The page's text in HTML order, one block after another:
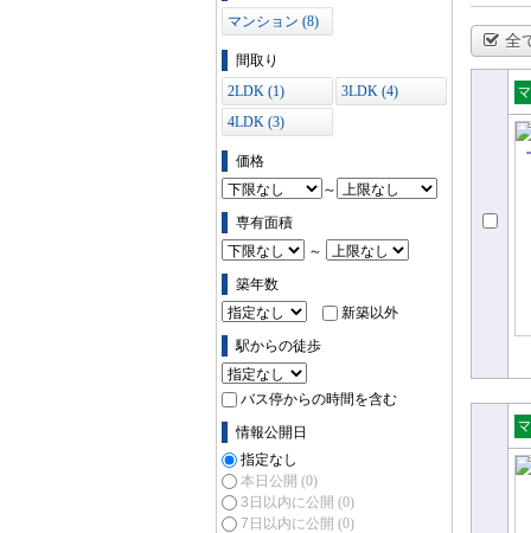
マンション (8)
間取り
2LDK (1)
3LDK (4)
4LDK (3)
価格
～
専有面積
～
築年数
新築以外
駅からの徒歩
バス停からの時間を含む
情報公開日
指定なし
本日公開 (0)
3日以内に公開 (0)
7日以内に公開 (0)
全